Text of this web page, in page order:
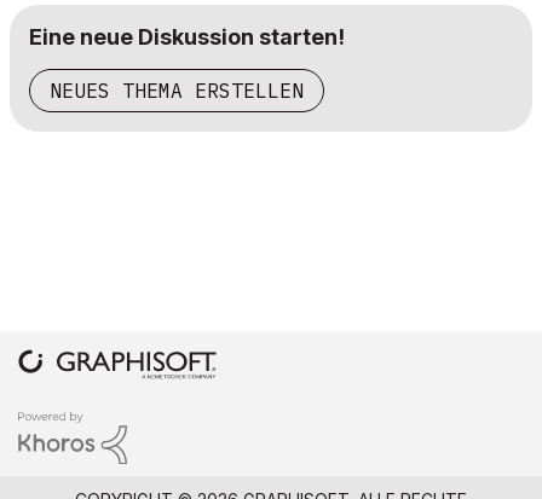
Eine neue Diskussion starten!
NEUES THEMA ERSTELLEN